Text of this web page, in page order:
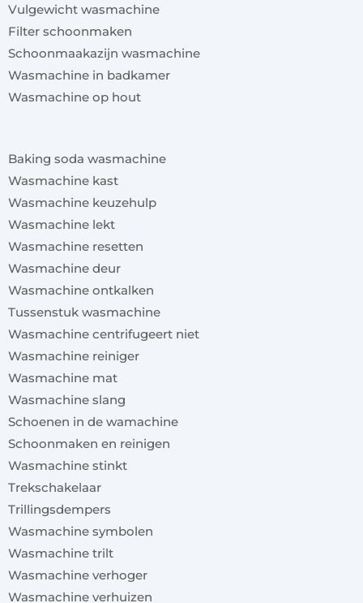
Vulgewicht wasmachine
Filter schoonmaken
Schoonmaakazijn wasmachine
Wasmachine in badkamer
Wasmachine op hout
Baking soda wasmachine
Wasmachine kast
Wasmachine keuzehulp
Wasmachine lekt
Wasmachine resetten
Wasmachine deur
Wasmachine ontkalken
Tussenstuk wasmachine
Wasmachine centrifugeert niet
Wasmachine reiniger
Wasmachine mat
Wasmachine slang
Schoenen in de wamachine
Schoonmaken en reinigen
Wasmachine stinkt
Trekschakelaar
Trillingsdempers
Wasmachine symbolen
Wasmachine trilt
Wasmachine verhoger
Wasmachine verhuizen